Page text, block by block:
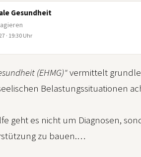
Gesundheit
· 19:30 Uhr
(EHMG)"vermittelt
Belastungssituationen
geht es nicht um Diagnosen,
zu bauen.